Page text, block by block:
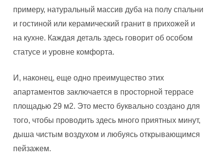
примеру, натуральный массив дуба на полу спальни
и гостиной или керамический гранит в прихожей и
на кухне. Каждая деталь здесь говорит об особом
статусе и уровне комфорта.
И, наконец, еще одно преимущество этих
апартаментов заключается в просторной террасе
площадью 29 м2. Это место буквально создано для
того, чтобы проводить здесь много приятных минут,
дыша чистым воздухом и любуясь открывающимся
пейзажем.